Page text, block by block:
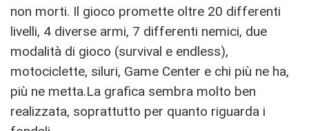
non morti. Il gioco promette oltre 20 differenti
livelli, 4 diverse armi, 7 differenti nemici, due
modalità di gioco (survival e endless),
motociclette, siluri, Game Center e chi più ne ha,
più ne metta.La grafica sembra molto ben
realizzata, soprattutto per quanto riguarda i